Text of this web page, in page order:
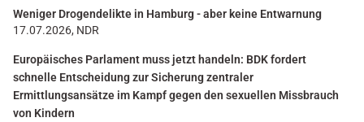
Weniger Drogendelikte in Hamburg - aber keine Entwarnung
17.07.2026, NDR
Europäisches Parlament muss jetzt handeln: BDK fordert
schnelle Entscheidung zur Sicherung zentraler
Ermittlungsansätze im Kampf gegen den sexuellen Missbrauch
von Kindern